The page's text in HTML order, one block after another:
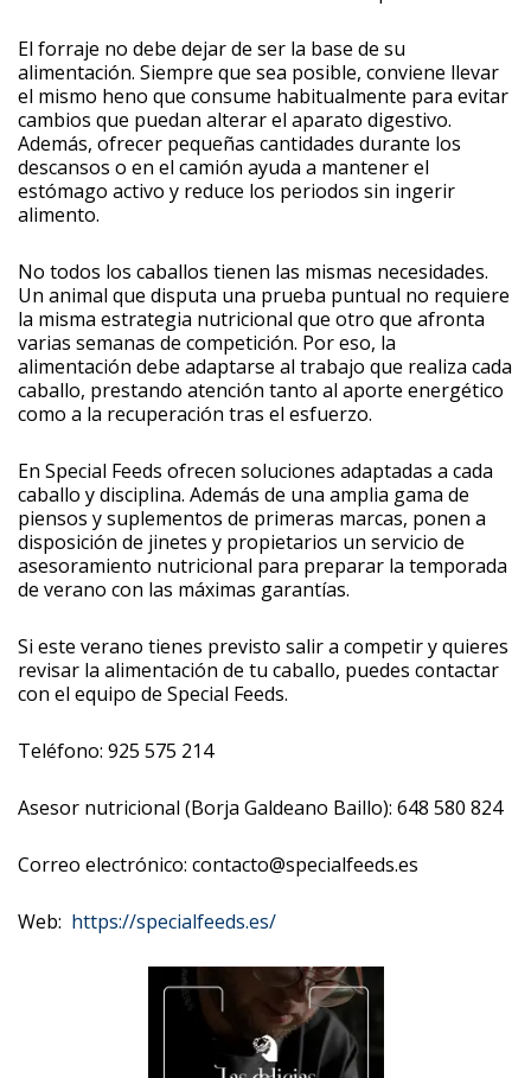
El forraje no debe dejar de ser la base de su
alimentación. Siempre que sea posible, conviene llevar
el mismo heno que consume habitualmente para evitar
cambios que puedan alterar el aparato digestivo.
Además, ofrecer pequeñas cantidades durante los
descansos o en el camión ayuda a mantener el
estómago activo y reduce los periodos sin ingerir
alimento.
No todos los caballos tienen las mismas necesidades.
Un animal que disputa una prueba puntual no requiere
la misma estrategia nutricional que otro que afronta
varias semanas de competición. Por eso, la
alimentación debe adaptarse al trabajo que realiza cada
caballo, prestando atención tanto al aporte energético
como a la recuperación tras el esfuerzo.
En Special Feeds ofrecen soluciones adaptadas a cada
caballo y disciplina. Además de una amplia gama de
piensos y suplementos de primeras marcas, ponen a
disposición de jinetes y propietarios un servicio de
asesoramiento nutricional para preparar la temporada
de verano con las máximas garantías.
Si este verano tienes previsto salir a competir y quieres
revisar la alimentación de tu caballo, puedes contactar
con el equipo de Special Feeds.
Teléfono: 925 575 214
Asesor nutricional (Borja Galdeano Baillo): 648 580 824
Correo electrónico: contacto@specialfeeds.es
Web: https://specialfeeds.es/